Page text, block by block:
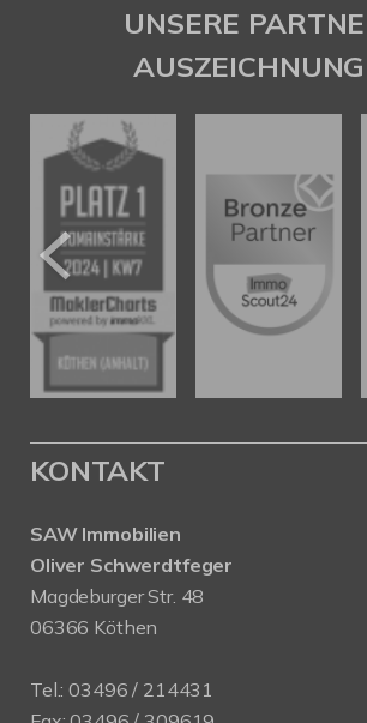
SAW Immobilien
UNSERE
KONTAKT
SAW Immobilien
Oliver Schwerdtfeger
Magdeburger Str. 48
06366 Köthen
Tel.:03496 / 214431